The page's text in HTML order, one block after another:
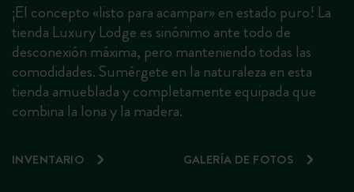
¡El concepto «listo para acampar» en estado puro! La
tienda Luxury Lodge es sinónimo ante todo de
desconexión máxima, pero manteniendo todas las
comodidades. Sumérgete en la naturaleza en esta
tienda amueblada y completamente equipada que
combina la lona y la madera.
INVENTARIO GALERÍA DE FOTOS